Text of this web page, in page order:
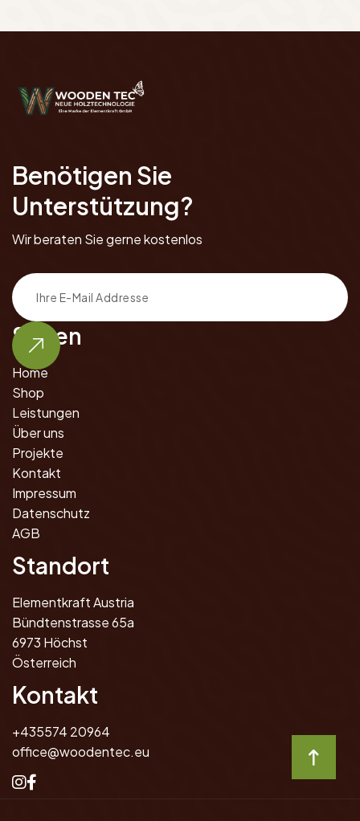

Benötigen Sie
Unterstützung?
Wir beraten Sie gerne kostenlos
Seiten
Home
Shop
Leistungen
Über uns
Projekte
Kontakt
Impressum
Datenschutz
AGB
Standort
Elementkraft Austria
Bündtenstrasse 65a
6973 Höchst
Österreich
Kontakt
+435574 20964
office@woodentec.eu
